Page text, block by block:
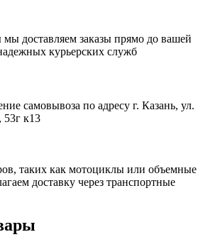
доставляем заказы прямо до вашей
курьерских служб
самовывоза по адресу г. Казань, ул.
53г к13
таких как мотоциклы или объемные
доставку через транспортные